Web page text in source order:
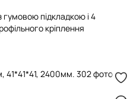
підкладкою і 4
кріплення